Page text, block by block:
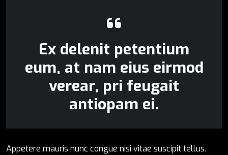
Ex delenit petentium
eum, at nam eius eirmod
verear, pri feugait
antiopam ei.
Appetere mauris nunc congue nisi vitae suscipit tellus.